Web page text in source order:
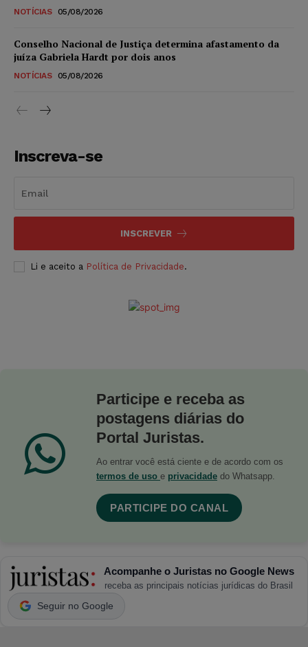
NOTÍCIAS 05/08/2026
Conselho Nacional de Justiça determina afastamento da
juíza Gabriela Hardt por dois anos
NOTÍCIAS 05/08/2026
Inscreva-se
INSCREVER
Li e aceito a Política de Privacidade.
Participe e receba as
postagens diárias do
Portal Juristas.
Ao entrar você está ciente e de acordo com os
termos de uso e privacidade do Whatsapp.
PARTICIPE DO CANAL
Acompanhe o Juristas no Google News
receba as principais notícias jurídicas do Brasil
Seguir no Google